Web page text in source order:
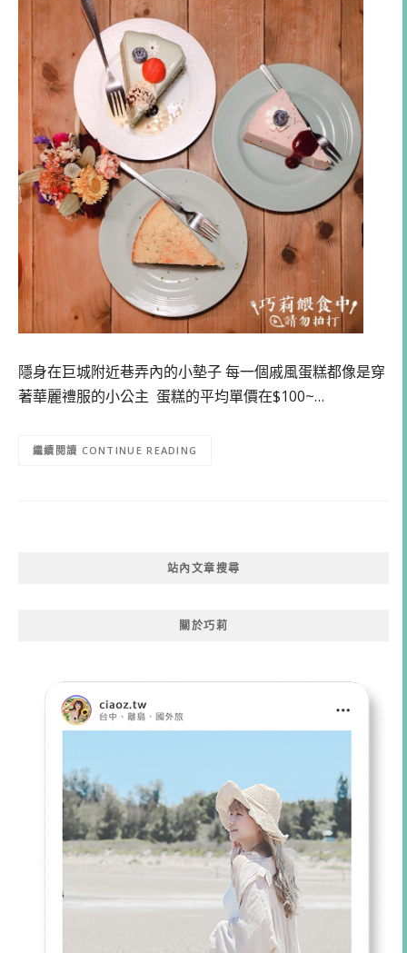
隱身在巨城附近巷弄內的小墊子 每一個戚風蛋糕都像是穿
著華麗禮服的小公主 蛋糕的平均單價在$100~…
CONTINUE READING
站內文章搜尋
關於巧莉